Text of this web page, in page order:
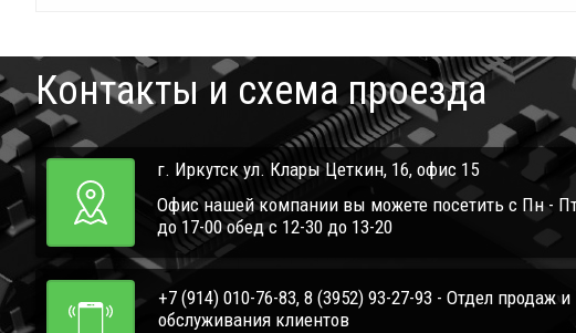
Контакты и схема проезда
г. Иркутск ул. Клары Цеткин, 16, офис 15
Офис нашей компании вы можете посетить с Пн -
до 17-00 обед с 12-30 до 13-20
+7 (914) 010-76-83, 8 (3952) 93-27-93 - Отдел продаж и
обслуживания клиентов